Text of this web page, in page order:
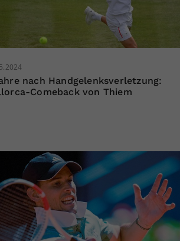
nach Handgelenksverletzung:
Comeback von Thiem